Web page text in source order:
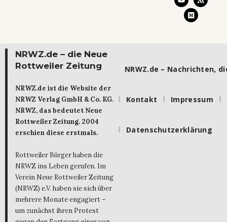
NRWZ.de – die Neue
Rottweiler Zeitung
NRWZ.de ist die Website der
NRWZ Verlag GmbH & Co. KG.
NRWZ, das bedeutet Neue
Rottweiler Zeitung. 2004
erschien diese erstmals.
Rottweiler Bürger haben die
NRWZ ins Leben gerufen. Im
Verein Neue Rottweiler Zeitung
(NRWZ) e.V. haben sie sich über
mehrere Monate engagiert –
um zunächst ihren Protest
NRWZ.de – Nachrichten,
Kontakt Impressum
Datenschutzerklärung